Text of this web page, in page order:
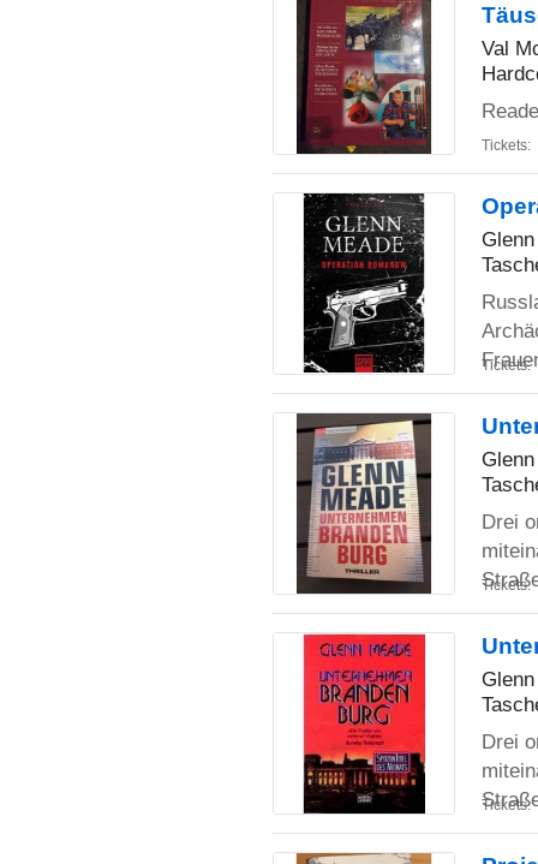
Val
Tickets:
Tickets:
Drei
Tickets:
Drei
Tickets: